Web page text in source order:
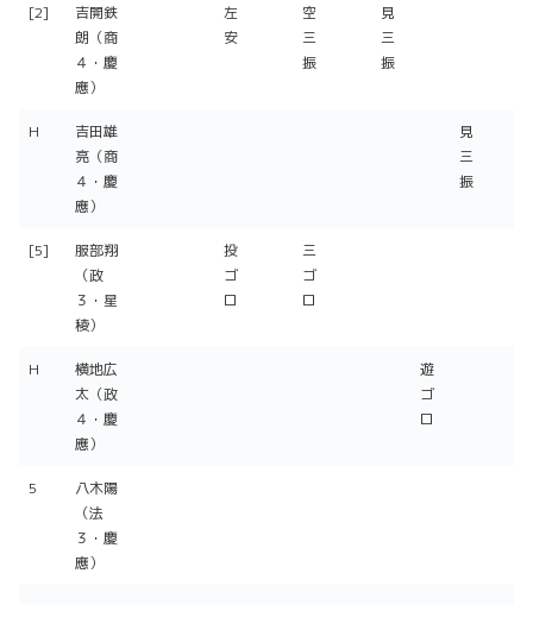
[2]
吉開鉄
朗（商
４・慶
應）
左
安
空
三
振
見
三
振
H
吉田雄
亮（商
４・慶
應）
見
三
振
[5]
服部翔
（政
３・星
稜）
投
ゴ
ロ
三
ゴ
ロ
H
横地広
太（政
４・慶
應）
遊
ゴ
ロ
5
八木陽
（法
３・慶
應）